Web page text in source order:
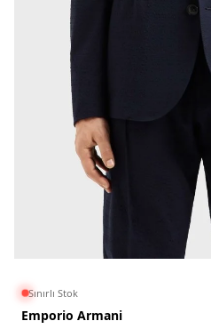
Sınırlı Stok
Emporio Armani